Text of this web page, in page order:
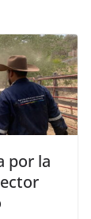
por la